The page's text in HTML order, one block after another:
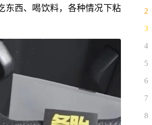
东西、喝饮料，各种情况下粘
2
3
4
5
6
7
8